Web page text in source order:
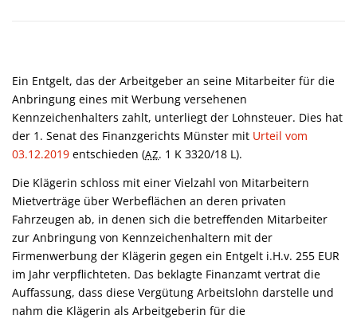
Ein Entgelt, das der Arbeitgeber an seine Mitarbeiter für die
Anbringung eines mit Werbung versehenen
Kennzeichenhalters zahlt, unterliegt der Lohnsteuer. Dies hat
der 1. Senat des Finanzgerichts Münster mit Urteil vom
03.12.2019 entschieden (AZ. 1 K 3320/18 L).
Die Klägerin schloss mit einer Vielzahl von Mitarbeitern
Mietverträge über Werbeflächen an deren privaten
Fahrzeugen ab, in denen sich die betreffenden Mitarbeiter
zur Anbringung von Kennzeichenhaltern mit der
Firmenwerbung der Klägerin gegen ein Entgelt i.H.v. 255 EUR
im Jahr verpflichteten. Das beklagte Finanzamt vertrat die
Auffassung, dass diese Vergütung Arbeitslohn darstelle und
nahm die Klägerin als Arbeitgeberin für die